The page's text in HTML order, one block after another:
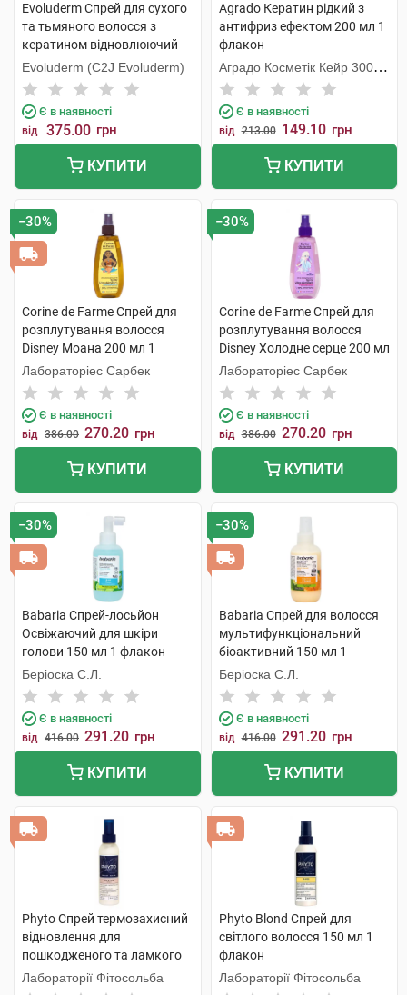
Evoluderm Спрей для сухого
та тьмяного волосся з
кератином відновлюючий
250 мл 1 флакон
Evoluderm (C2J Evoluderm)
Є в наявності
від 375.00 грн
КУПИТИ
Agrado Кератин рідкий з
антифриз ефектом 200 мл 1
флакон
Аградо Косметік Кейр 3000
С.Л.У.
Є в наявності
від 213.00 149.10 грн
КУПИТИ
−30%
Corine de Farme Спрей для
розплутування волосся
Disney Моана 200 мл 1
флакон
Лабораторіес Сарбек
Є в наявності
від 386.00 270.20 грн
КУПИТИ
−30%
Corine de Farme Спрей для
розплутування волосся
Disney Холодне серце 200 мл
1 флакон
Лабораторіес Сарбек
Є в наявності
від 386.00 270.20 грн
КУПИТИ
−30%
Babaria Спрей-лосьйон
Освіжаючий для шкіри
голови 150 мл 1 флакон
Беріоска С.Л.
Є в наявності
від 416.00 291.20 грн
КУПИТИ
−30%
Babaria Спрей для волосся
мультифункціональний
біоактивний 150 мл 1
флакон
Беріоска С.Л.
Є в наявності
від 416.00 291.20 грн
КУПИТИ
Phyto Спрей термозахисний
відновлення для
пошкодженого та ламкого
волосся 150 мл 1 флакон
Лабораторії Фітосольба
Phyto Blond Спрей для
світлого волосся 150 мл 1
флакон
Лабораторії Фітосольба